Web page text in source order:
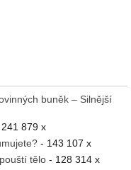
buněk – Silnější
879 x
- 143 107 x
tělo - 128 314 x